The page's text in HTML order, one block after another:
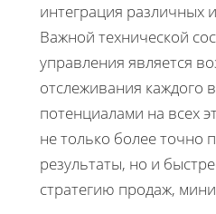
интеграция различных
Важной технической
управления является
отслеживания каждого
потенциалами на всех
не только более точно
результаты, но и
стратегию продаж,